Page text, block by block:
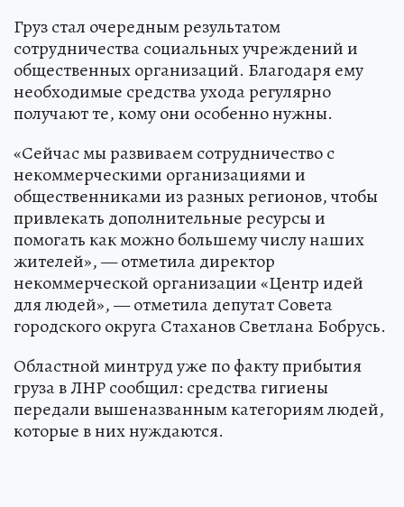
Груз стал очередным результатом
сотрудничества социальных учреждений и
общественных организаций. Благодаря ему
необходимые средства ухода регулярно
получают те, кому они особенно нужны.
«Сейчас мы развиваем сотрудничество с
некоммерческими организациями и
общественниками из разных регионов, чтобы
привлекать дополнительные ресурсы и
помогать как можно большему числу наших
жителей», — отметила директор
некоммерческой организации «Центр идей
для людей», — отметила депутат Совета
городского округа Стаханов Светлана Бобрусь.
Областной минтруд уже по факту прибытия
груза в ЛНР сообщил: средства гигиены
передали вышеназванным категориям людей,
которые в них нуждаются.